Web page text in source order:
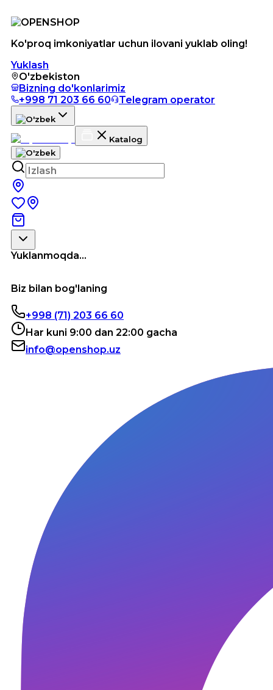
Ko'proq imkoniyatlar uchun ilovani yuklab oling!
Yuklash
O'zbekiston
Bizning do'konlarimiz
+998 71 203 66 60
Telegram operator
Katalog
Yuklanmoqda...
Biz bilan bog'laning
+998 (71) 203 66 60
Har kuni 9:00 dan 22:00 gacha
info@openshop.uz